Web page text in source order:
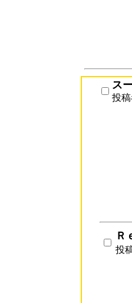
ス
投稿
Ｒ
投